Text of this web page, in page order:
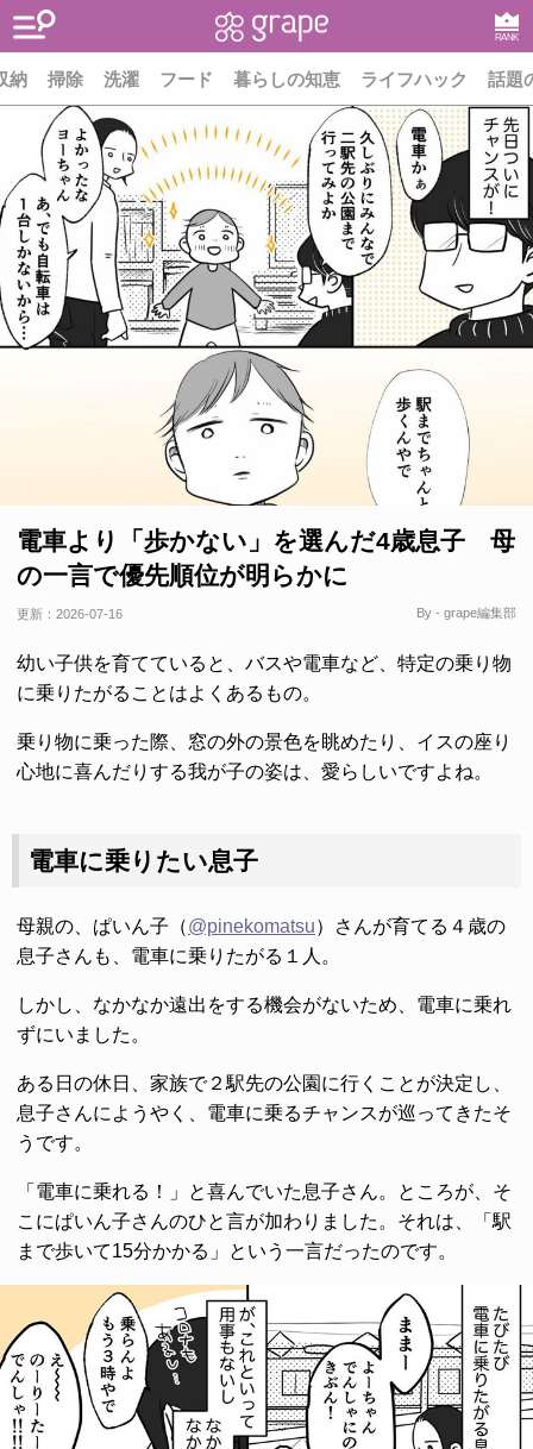
RANK
納 掃除 洗濯 フード 暮らしの知恵 ライフハック 話題
電車より「歩かない」を選んだ4歳息子 母
の一言で優先順位が明らかに
更新： 2026-07-16 By - grape編集部
幼い子供を育てていると、バスや電車など、特定の乗り物
に乗りたがることはよくあるもの。
乗り物に乗った際、窓の外の景色を眺めたり、イスの座り
心地に喜んだりする我が子の姿は、愛らしいですよね。
電車に乗りたい息子
母親の、ぱいん子（@pinekomatsu）さんが育てる４歳の
息子さんも、電車に乗りたがる１人。
しかし、なかなか遠出をする機会がないため、電車に乗れ
ずにいました。
ある日の休日、家族で２駅先の公園に行くことが決定し、
息子さんにようやく、電車に乗るチャンスが巡ってきたそ
うです。
「電車に乗れる！」と喜んでいた息子さん。ところが、そ
こにぱいん子さんのひと言が加わりました。それは、「駅
まで歩いて15分かかる」という一言だったのです。